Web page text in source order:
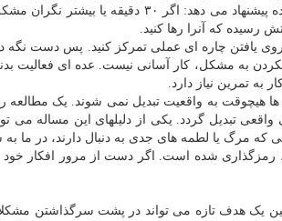
پروفسور وایلد برای جلوگیری از این اتفاق چند چاره ساده
رسیده که آنرا رها کنید.
یافتن چاره ای عملی تمرکز کنید. پس دست نگه
نکردن به مشکل، کار آسانی نیست. عده ای فعالیت
به تمرین نیاز دارد.
هیچوقت به واقعیت تبدیل نمی شوند. یک مطالعه
مشکلی واقعی تبدیل گردد. یکی از دلیلهای این مساله
که مرگ یا لطمه های جدی به دنبال دارند، در ما
رمزگذاری شده است. اگر دست از مرور افکار خود
یک هدف تازه می تواند در پشت سرگذاشتن